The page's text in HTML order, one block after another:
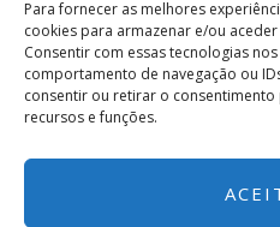
Para fornecer as melhores
cookies para armazenar e/ou
Consentir com essas tecnologias
comportamento de navegação ou
consentir ou retirar o
recursos e funções.